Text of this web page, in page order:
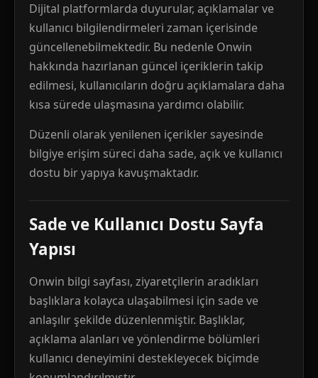
Dijital platformlarda duyurular, açıklamalar ve
kullanıcı bilgilendirmeleri zaman içerisinde
güncellenebilmektedir. Bu nedenle Onwin
hakkında hazırlanan güncel içeriklerin takip
edilmesi, kullanıcıların doğru açıklamalara daha
kısa sürede ulaşmasına yardımcı olabilir.
Düzenli olarak yenilenen içerikler sayesinde
bilgiye erişim süreci daha sade, açık ve kullanıcı
dostu bir yapıya kavuşmaktadır.
Sade ve Kullanıcı Dostu Sayfa
Yapısı
Onwin bilgi sayfası, ziyaretçilerin aradıkları
başlıklara kolayca ulaşabilmesi için sade ve
anlaşılır şekilde düzenlenmiştir. Başlıklar,
açıklama alanları ve yönlendirme bölümleri
kullanıcı deneyimini destekleyecek biçimde